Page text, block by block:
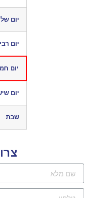
יום
יום
יום
יום
שבת